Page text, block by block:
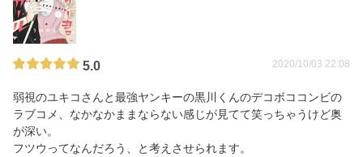
5.0 2020/10/03 22:08
弱視のユキコさんと最強ヤンキーの黒川くんのデコボココンビの
ラブコメ、なかなかままならない感じが見てて笑っちゃうけど奥
が深い。
フツウってなんだろう、と考えさせられます。